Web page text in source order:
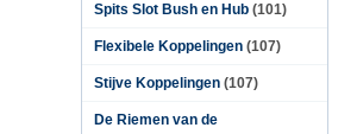
Spits Slot Bush en Hub (101)
Flexibele Koppelingen (107)
Stijve Koppelingen (107)
De Riemen van de